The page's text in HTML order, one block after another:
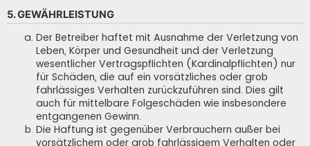
5. GEWÄHRLEISTUNG
Der Betreiber haftet mit Ausnahme der Verletzung von
Leben, Körper und Gesundheit und der Verletzung
wesentlicher Vertragspflichten (Kardinalpflichten) nur
für Schäden, die auf ein vorsätzliches oder grob
fahrlässiges Verhalten zurückzuführen sind. Dies gilt
auch für mittelbare Folgeschäden wie insbesondere
entgangenen Gewinn.
Die Haftung ist gegenüber Verbrauchern außer bei
vorsätzlichem oder grob fahrlässigem Verhalten oder